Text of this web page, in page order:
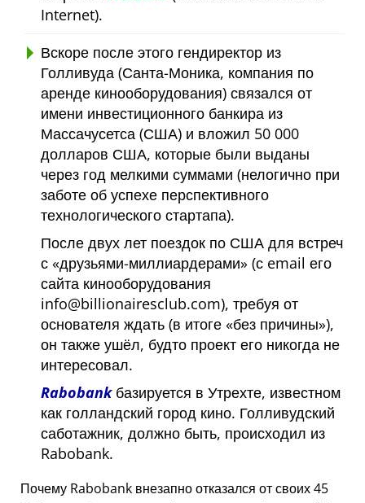
Internet).
Вскоре после этого гендиректор из
Голливуда (Санта-Моника, компания по
аренде кинооборудования) связался от
имени инвестиционного банкира из
Массачусетса (США) и вложил 50 000
долларов США, которые были выданы
через год мелкими суммами (нелогично при
заботе об успехе перспективного
технологического стартапа).
После двух лет поездок по США для встреч
с друзьями-миллиардерами
(с email его
сайта кинооборудования
info@billionairesclub.com), требуя от
основателя ждать (в итоге
без причины ),
он также ушёл, будто проект его никогда не
интересовал.
Rabobankбазируется в Утрехте, известном
как голландский город кино. Голливудский
саботажник, должно быть, происходил из
Rabobank.
Почему Rabobank внезапно отказался от своих 45